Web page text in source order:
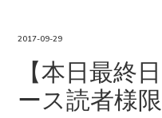
2017-09-29
【本日最終
ース読者様